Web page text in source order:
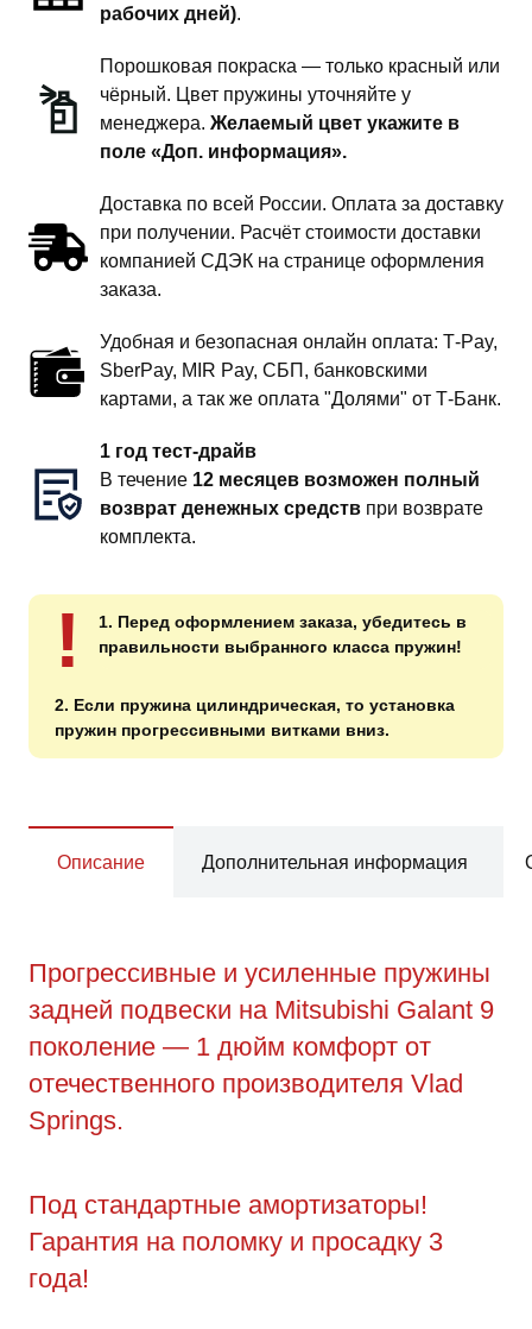
комфортрабочих дней).
Порошковая покраска — только красный или
чёрный. Цвет пружины уточняйте у
менеджера. Желаемый цвет укажите в
поле «Доп. информация».
Доставка по всей России. Оплата за доставку
при получении. Расчёт стоимости доставки
компанией СДЭК на странице оформления
заказа.
Удобная и безопасная онлайн оплата: T‑Pay,
SberPay, MIR Pay, СБП, банковскими
картами, а так же оплата "Долями" от Т-Банк.
1 год тест-драйв
В течение 12 месяцев возможен полный
возврат денежных средств при возврате
комплекта.
!
1. Перед оформлением заказа, убедитесь в
правильности выбранного класса пружин!
2. Если пружина цилиндрическая, то установка
пружин прогрессивными витками вниз.
Описание Дополнительная информация
Прогрессивные и усиленные пружины
задней подвески на Mitsubishi Galant 9
поколение — 1 дюйм комфорт от
отечественного производителя Vlad
Springs.
Под стандартные амортизаторы!
Гарантия на поломку и просадку 3
года!